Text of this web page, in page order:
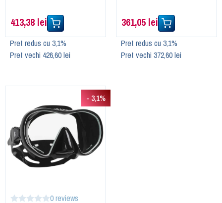
413,38 lei
Pret redus cu 3,1%
Pret vechi 426,60 lei
361,05 lei
Pret redus cu 3,1%
Pret vechi 372,60 lei
- 3,1%
0 reviews